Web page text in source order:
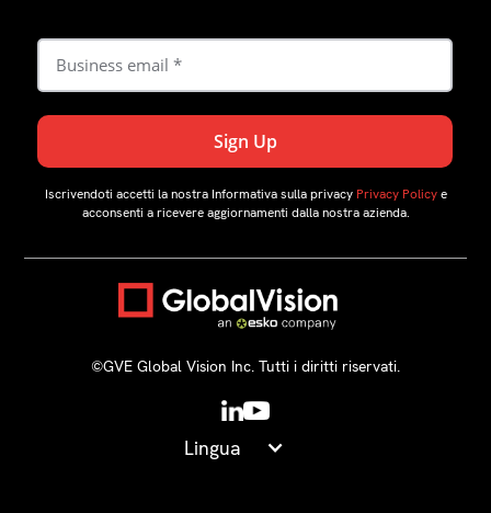
Iscrivendoti accetti la nostra Informativa sulla privacy Privacy Policye
acconsenti a ricevere aggiornamenti dalla nostra azienda.
©️GVE Global Vision Inc. Tutti i diritti riservati.
Lingua